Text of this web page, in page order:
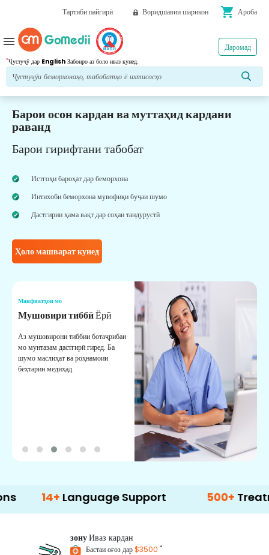
Тартиби пайгирӣ Воридшавии шарикон shopping_cart Ароба
*Ҷустуҷӯ дар English Забонро аз боло иваз кунед.
Даромад
menu
Барои осон кардан ва муттаҳид кардани
раванд
Барои гирифтани табобат
Истгоҳи бароҳат дар беморхона
Интихоби беморхона мувофиқи буҷаи шумо
Дастгирии ҳама вақт дар соҳаи тандурустӣ
Ҳоло машварат кунед
Манфиатҳои мо
Мушовири тиббӣЁрӣ
Аз мушовирони тиббии ботаҷрибаи
мо мунтазам дастгирӣ гиред. Ба
шумо маслиҳат ва роҳнамоии
беҳтарин медиҳад.
Language Support 500+ Treatment
зонуИваз кардан
Бастаи оғоз дар$3500 *